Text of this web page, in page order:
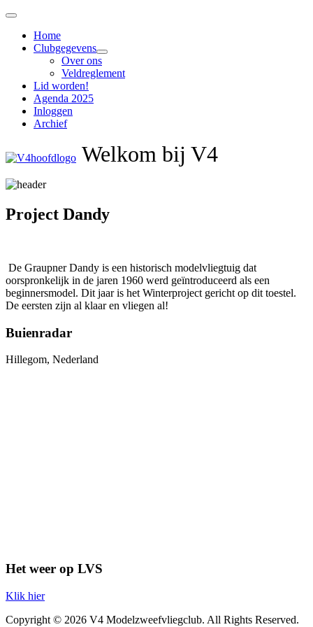
Home
Clubgegevens
Over ons
Veldreglement
Lid worden!
Agenda 2025
Inloggen
Archief
Welkom bij V4
Project Dandy
De Graupner Dandy is een historisch modelvliegtuig dat
oorspronkelijk in de jaren 1960 werd geïntroduceerd als een
beginnersmodel. Dit jaar is het Winterproject gericht op dit toestel.
De eersten zijn al klaar en vliegen al!
Buienradar
Hillegom, Nederland
Het weer op LVS
Klik hier
Copyright © 2026 V4 Modelzweefvliegclub. All Rights Reserved.